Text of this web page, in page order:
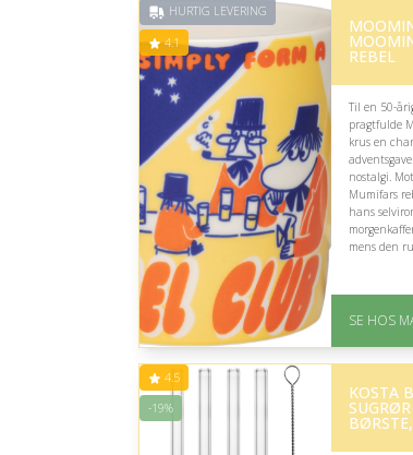
HURTIG LEVERING
4.1
REBEL
Til en 50-
pragtfulde
krus en
nostalgi.
Mumifars
hans
mens den
gør kruset
kaffe, te og
På lager
SE HOS
4.5
-19%
KOSTA